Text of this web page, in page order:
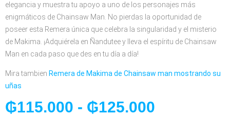
elegancia y muestra tu apoyo a uno de los personajes más
enigmáticos de Chainsaw Man. No pierdas la oportunidad de
poseer esta Remera única que celebra la singularidad y el misterio
de Makima. ¡Adquiérela en Ñandutee y lleva el espíritu de Chainsaw
Man en cada paso que des en tu día a día!
Mira tambien Remera de Makima de Chainsaw man mostrando su
uñas
₲115.000 - ₲125.000